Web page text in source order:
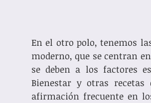
En el otro polo, tenemos
moderno, que se centran
se deben a los factores
Bienestar y otras recetas
afirmación frecuente en